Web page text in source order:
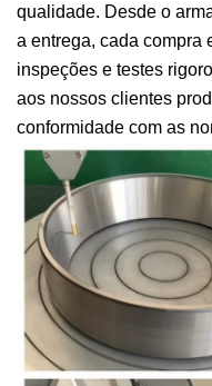
qualidade. Desde o
a entrega, cada compra
inspeções e testes
aos nossos clientes
conformidade com as